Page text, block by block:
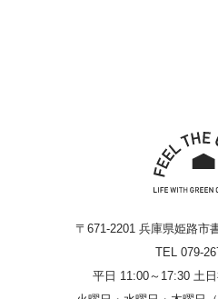
〒671-2201 兵庫県姫路市
TEL 079-
平日 11:00～17:30 土